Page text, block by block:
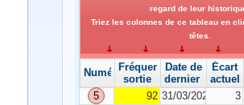
regard de leur
Triez les colonnes de ce tableau en
têtes.
NuméroFréquence de
sortie
Date de
dernier tirage
Écart
actuel
5
92 31/03/2023 3